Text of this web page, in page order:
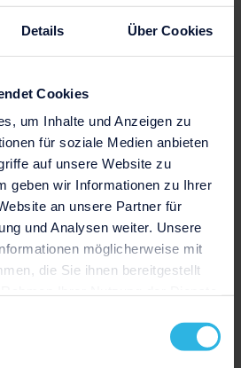
Details Über Cookies
Cookies
um Inhalte und Anzeigen zu
für soziale Medien anbieten
auf unsere Website zu
geben wir Informationen zu Ihrer
an unsere Partner für
und Analysen weiter. Unsere
möglicherweise mit
die Sie ihnen bereitgestellt
herunterladen